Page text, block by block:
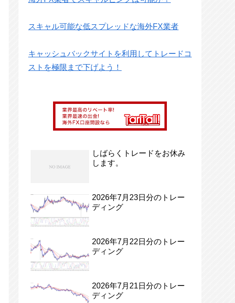
スキャル可能な低スプレッドな海外FX業者
キャッシュバックサイトを利用してトレードコ
ストを極限まで下げよう！
しばらくトレードをお休み
します。
2026年7月23日分のトレー
ディング
2026年7月22日分のトレー
ディング
2026年7月21日分のトレー
ディング